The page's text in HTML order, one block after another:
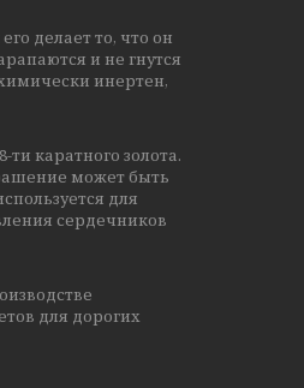
делает то, что он
и не гнутся
инертен,
каратного золота.
может быть
для
сердечников
для дорогих